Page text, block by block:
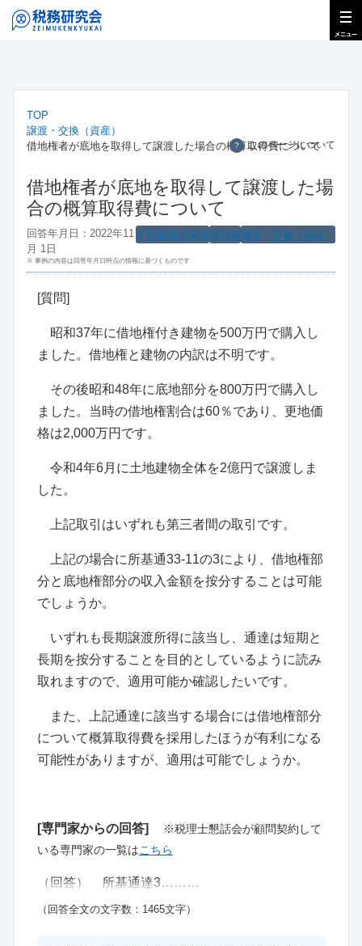
TOP
譲渡・交換（資産）
借地権者が底地を取得して譲渡した場合の概算取得費について
？ このページについて
借地権者が底地を取得して譲渡した場
合の概算取得費について
譲渡・交換（資産）
取得費
土地建物の譲渡
回答年月日：2022年11
月 1日
※ 事例の内容は回答年月日時点の情報に基づくものです
[質問]
昭和37年に借地権付き建物を500万円で購入し
ました。借地権と建物の内訳は不明です。
その後昭和48年に底地部分を800万円で購入し
ました。当時の借地権割合は60％であり、更地価
格は2,000万円です。
令和4年6月に土地建物全体を2億円で譲渡しま
した。
上記取引はいずれも第三者間の取引です。
上記の場合に所基通33-11の3により、借地権部
分と底地権部分の収入金額を按分することは可能
でしょうか。
いずれも長期譲渡所得に該当し、通達は短期と
長期を按分することを目的としているように読み
取れますので、適用可能か確認したいです。
また、上記通達に該当する場合には借地権部分
について概算取得費を採用したほうが有利になる
可能性がありますが、適用は可能でしょうか。
[専門家からの回答]
※税理士懇話会が顧問契約して
いる専門家の一覧はこちら
（回答） 所基通達3………
（回答全文の文字数：1465文字）